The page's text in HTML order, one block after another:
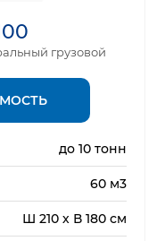
грузовой
до 10 тонн
60 м3
Ш 210 х В 180 см